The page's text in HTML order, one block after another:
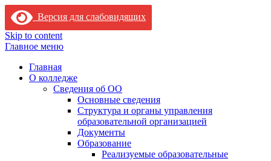
Версия для слабовидящих
Skip to content
Главное меню
Главная
О колледже
Сведения об ОО
Основные сведения
Структура и органы управления
образовательной организацией
Документы
Образование
Реализуемые образовательные